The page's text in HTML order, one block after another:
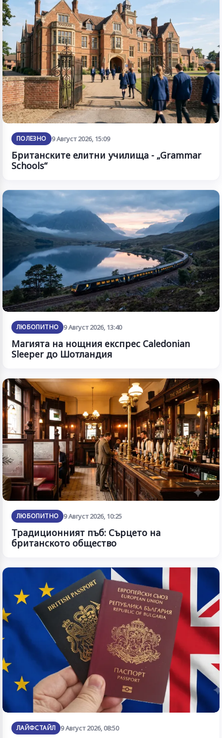
ПОЛЕЗНО 9 Август 2026, 15:09
Британските елитни училища - „Grammar
Schools“
ЛЮБОПИТНО 9 Август 2026, 13:40
Магията на нощния експрес Caledonian
Sleeper до Шотландия
ЛЮБОПИТНО 9 Август 2026, 10:25
Традиционният пъб: Сърцето на
британското общество
ЛАЙФСТАЙЛ 9 Август 2026, 08:50